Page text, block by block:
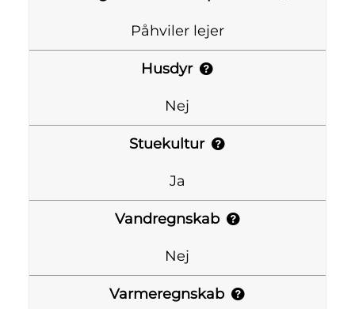
Påhviler lejer
Husdyr
Nej
Stuekultur
Ja
Vandregnskab
Nej
Varmeregnskab